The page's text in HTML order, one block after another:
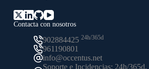
Contacta con nosotros
902884425 24h/365d
961190801
info@occentus.net
Soporte e Incidencias: 24h/365d.